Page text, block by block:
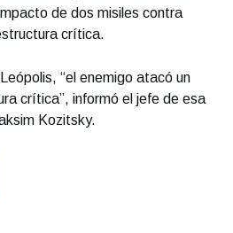
de dos misiles contra
crítica.
“el enemigo atacó un
crítica”, informó el jefe de esa
Kozitsky.